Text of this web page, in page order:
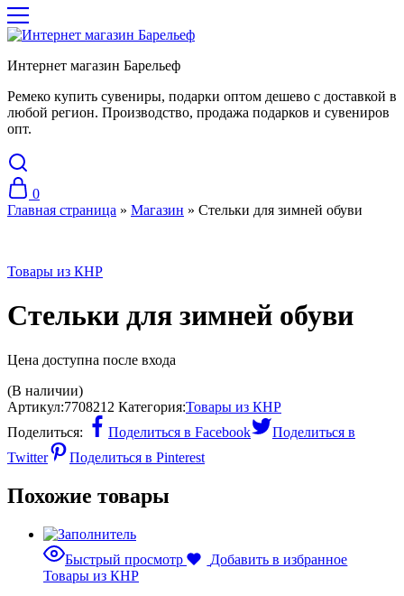
Интернет магазин Барельеф
Ремеко купить сувениры, подарки оптом дешево с доставкой в
любой регион. Производство, продажа подарков и сувениров
опт.
0
Главная страница » Магазин » Стельки для зимней обуви
Товары из КНР
Стельки для зимней обуви
Цена доступна после входа
(В наличии)
Артикул:7708212 Категория:Товары из КНР
Поделиться:
Поделиться в Facebook
Поделиться в
Twitter
Поделиться в Pinterest
Похожие товары
Быстрый просмотр
Добавить в избранное
Товары из КНР